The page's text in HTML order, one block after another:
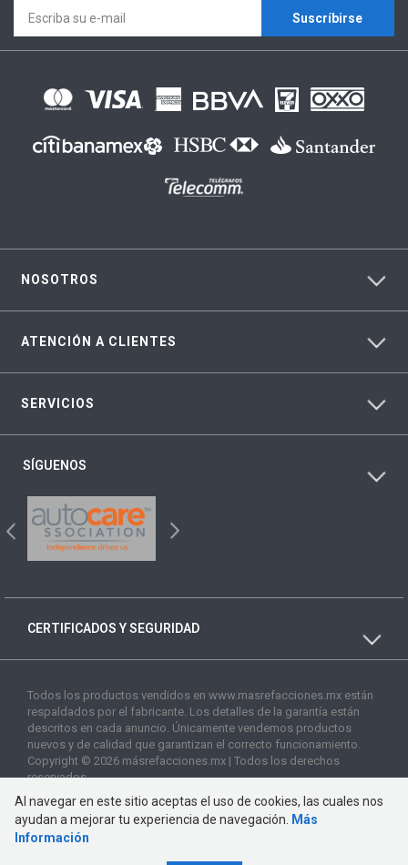
Suscríbirse
NOSOTROS
ATENCIÓN A CLIENTES
SERVICIOS
SÍGUENOS
CERTIFICADOS Y SEGURIDAD
Todos los productos vendidos en www.masrefacciones.mx están
respaldados por el fabricante. Los detalles de la garantía están
descritos en cada anuncio. Únicamente vendemos productos
nuevos y de calidad que garantizan el correcto funcionamiento.
Copyright © 2026 másrefacciones.mx | Todos los derechos
reservados
Al navegar en este sitio aceptas el uso de cookies, las cuales nos
ayudan a mejorar tu experiencia de navegación.
Más
Información